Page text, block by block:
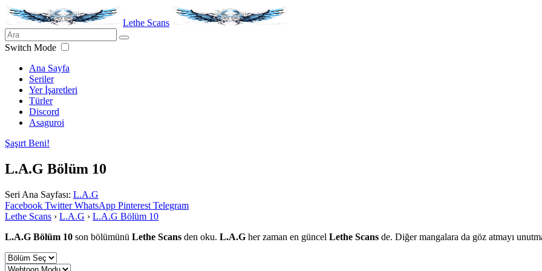
Lethe Scans
Switch Mode
Ana Sayfa
Seriler
Yer İşaretleri
Türler
Discord
Asaguroi
Şaşırt Beni!
L.A.G Bölüm 10
Seri Ana Sayfası: L.A.G
Facebook Twitter WhatsApp Pinterest Telegram
Lethe Scans › L.A.G › L.A.G Bölüm 10
L.A.G Bölüm 10 son bölümünü Lethe Scans den oku. L.A.G her zaman en güncel Lethe Scans de. Diğer mangalara da göz atmayı